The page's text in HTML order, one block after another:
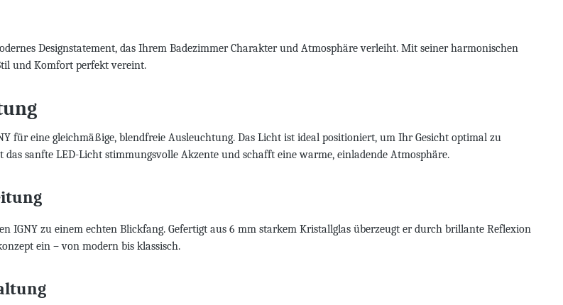
Designstatement, das Ihrem Badezimmer Charakter und Atmosphäre verleiht. Mit seiner harmonischen
und Komfort perfekt vereint.
für eine gleichmäßige, blendfreie Ausleuchtung. Das Licht ist ideal positioniert, um Ihr Gesicht optimal zu
sanfte LED-Licht stimmungsvolle Akzente und schafft eine warme, einladende Atmosphäre.
IGNY zu einem echten Blickfang. Gefertigt aus 6 mm starkem Kristallglas überzeugt er durch brillante Reflexion
ein – von modern bis klassisch.